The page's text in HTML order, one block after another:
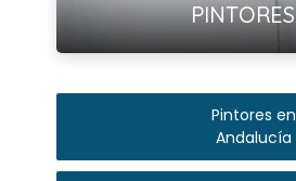
PINTORES
Pintores en
Andalucía